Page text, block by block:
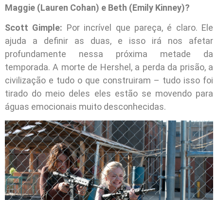
Maggie (Lauren Cohan) e Beth (Emily Kinney)?
Scott Gimple: Por incrível que pareça, é claro. Ele
ajuda a definir as duas, e isso irá nos afetar
profundamente nessa próxima metade da
temporada. A morte de Hershel, a perda da prisão, a
civilização e tudo o que construiram – tudo isso foi
tirado do meio deles eles estão se movendo para
águas emocionais muito desconhecidas.